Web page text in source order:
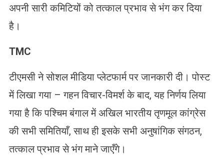
अपनी सारी कमिटियों को तत्काल प्रभाव से भंग कर दिया
है।
TMC
टीएमसी ने सोशल मीडिया प्लेटफार्म पर जानकारी दी। पोस्ट
में लिखा गया – गहन विचार-विमर्श के बाद, यह निर्णय लिया
गया है कि पश्चिम बंगाल में अखिल भारतीय तृणमूल कांग्रेस
की सभी समितियाँ, साथ ही इसके सभी अनुषांगिक संगठन,
तत्काल प्रभाव से भंग माने जाएँगे।